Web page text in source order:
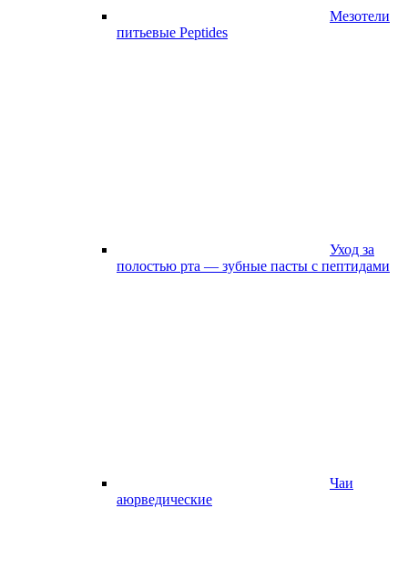
Мезотели
питьевые Peptides
Уход за
полостью рта — зубные пасты с пептидами
Чаи
аюрведические